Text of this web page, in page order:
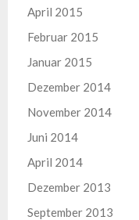
April 2015
Februar 2015
Januar 2015
Dezember 2014
November 2014
Juni 2014
April 2014
Dezember 2013
September 2013